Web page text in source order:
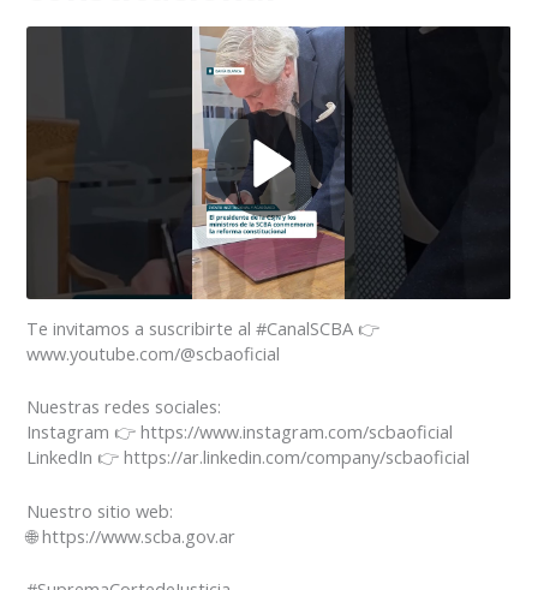
Te invitamos a suscribirte al #CanalSCBA 👉
www.youtube.com/@scbaoficial
Nuestras redes sociales:
Instagram 👉 https://www.instagram.com/scbaoficial
LinkedIn 👉 https://ar.linkedin.com/company/scbaoficial
Nuestro sitio web:
🌐 https://www.scba.gov.ar